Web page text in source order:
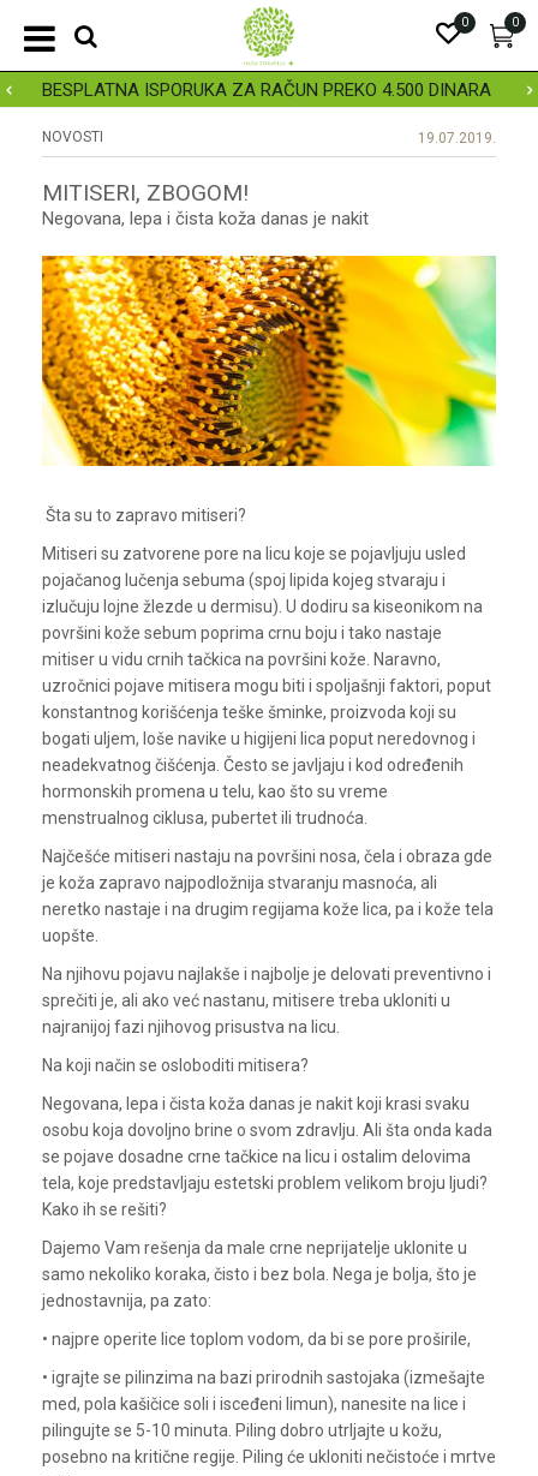
BESPLATNA ISPORUKA ZA RAČUN PREKO 4.500 DINARA
0
0
NOVOSTI 19.07.2019.
MITISERI, ZBOGOM!
Negovana, lepa i čista koža danas je nakit
Šta su to zapravo mitiseri?
Mitiseri su zatvorene pore na licu koje se pojavljuju usled
pojačanog lučenja sebuma (spoj lipida kojeg stvaraju i
izlučuju lojne žlezde u dermisu). U dodiru sa kiseonikom na
površini kože sebum poprima crnu boju i tako nastaje
mitiser u vidu crnih tačkica na površini kože. Naravno,
uzročnici pojave mitisera mogu biti i spoljašnji faktori, poput
konstantnog korišćenja teške šminke, proizvoda koji su
bogati uljem, loše navike u higijeni lica poput neredovnog i
neadekvatnog čišćenja. Često se javljaju i kod određenih
hormonskih promena u telu, kao što su vreme
menstrualnog ciklusa, pubertet ili trudnoća.
Najčešće mitiseri nastaju na površini nosa, čela i obraza gde
je koža zapravo najpodložnija stvaranju masnoća, ali
neretko nastaje i na drugim regijama kože lica, pa i kože tela
uopšte.
Na njihovu pojavu najlakše i najbolje je delovati preventivno i
sprečiti je, ali ako već nastanu, mitisere treba ukloniti u
najranijoj fazi njihovog prisustva na licu.
Na koji način se osloboditi mitisera?
Negovana, lepa i čista koža danas je nakit koji krasi svaku
osobu koja dovoljno brine o svom zdravlju. Ali šta onda kada
se pojave dosadne crne tačkice na licu i ostalim delovima
tela, koje predstavljaju estetski problem velikom broju ljudi?
Kako ih se rešiti?
Dajemo Vam rešenja da male crne neprijatelje uklonite u
samo nekoliko koraka, čisto i bez bola. Nega je bolja, što je
jednostavnija, pa zato:
• najpre operite lice toplom vodom, da bi se pore proširile,
• igrajte se pilinzima na bazi prirodnih sastojaka (izmešajte
med, pola kašičice soli i isceđeni limun), nanesite na lice i
pilingujte se 5-10 minuta. Piling dobro utrljajte u kožu,
posebno na kritične regije. Piling će ukloniti nečistoće i mrtve